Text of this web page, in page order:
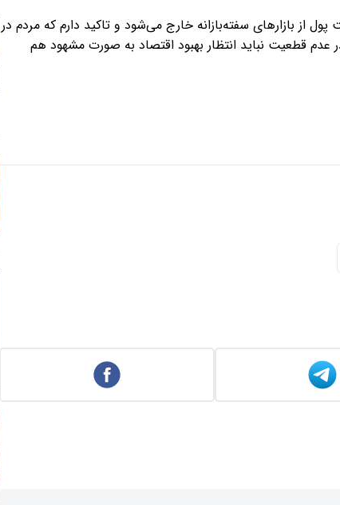
از بازارهای سفته‌بازانه خارج می‌شود و تاکید دارم که مردم در
عدم قطعیت نباید انتظار بهبود اقتصاد به صورت مشهود هم